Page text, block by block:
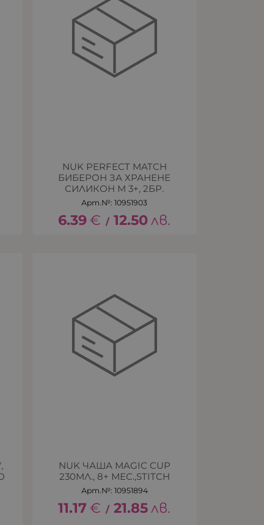
NUK PERFECT MATCH
БИБЕРОН ЗА ХРАНЕНЕ
СИЛИКОН M 3+, 2БР.
Арт.№: 10951903
6.39€ / 12.50лв.
NUK ЧАША MAGIC CUP
230МЛ., 8+ МЕС.,STITCH
Арт.№: 10951894
11.17 € / 21.85лв.